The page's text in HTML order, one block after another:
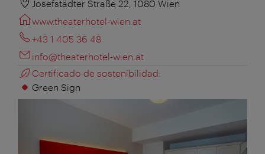
Josefstädter Straße 22, 1080 Wien
www.theaterhotel-wien.at
+43 1 405 36 48
info@theaterhotel-wien.at
Certificado de sostenibilidad:
Green Sign